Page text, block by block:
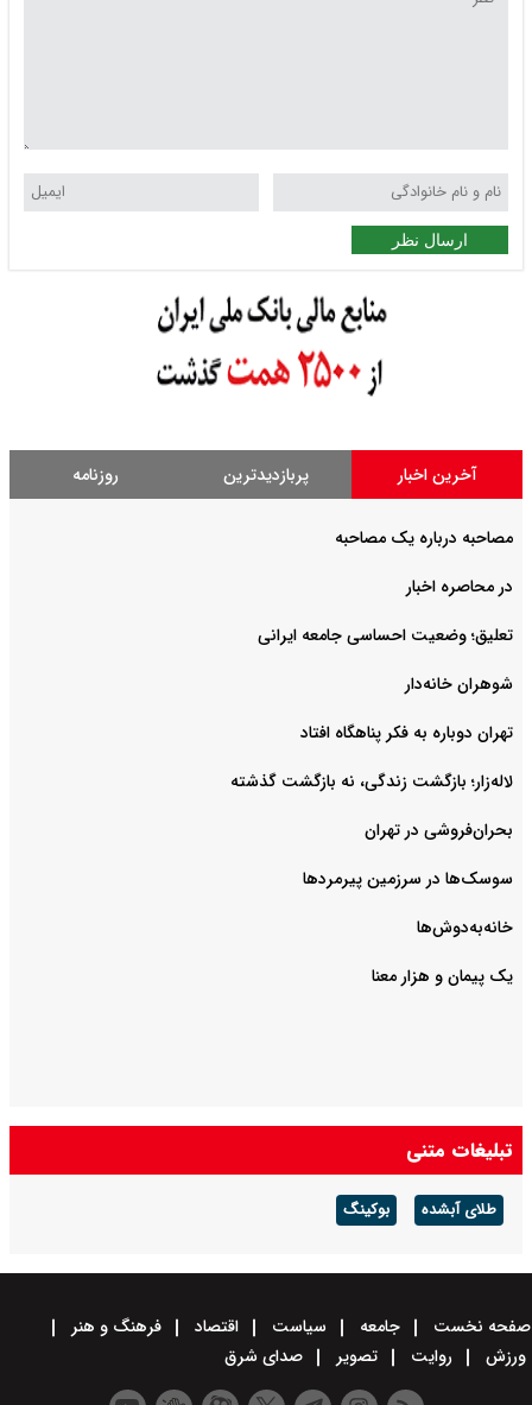
ارسال نظر
آخرین اخبار پربازدیدترین روزنامه
مصاحبه درباره یک مصاحبه
در محاصره اخبار
تعلیق؛ وضعیت احساسی جامعه ایرانی
شوهران خانه‌دار
تهران دوباره به فکر پناهگاه افتاد
لاله‌زار؛ بازگشت زندگی، نه بازگشت گذشته
بحران‌فروشی در تهران
سوسک‌ها در سرزمین پیرمردها
خانه‌به‌دوش‌ها
یک پیمان و هزار معنا
تبلیغات متنی
طلای آبشده بوکینگ
صفحه نخست جامعه سیاست اقتصاد
فرهنگ و هنر
ورزش
روایت تصویر صدای شرق